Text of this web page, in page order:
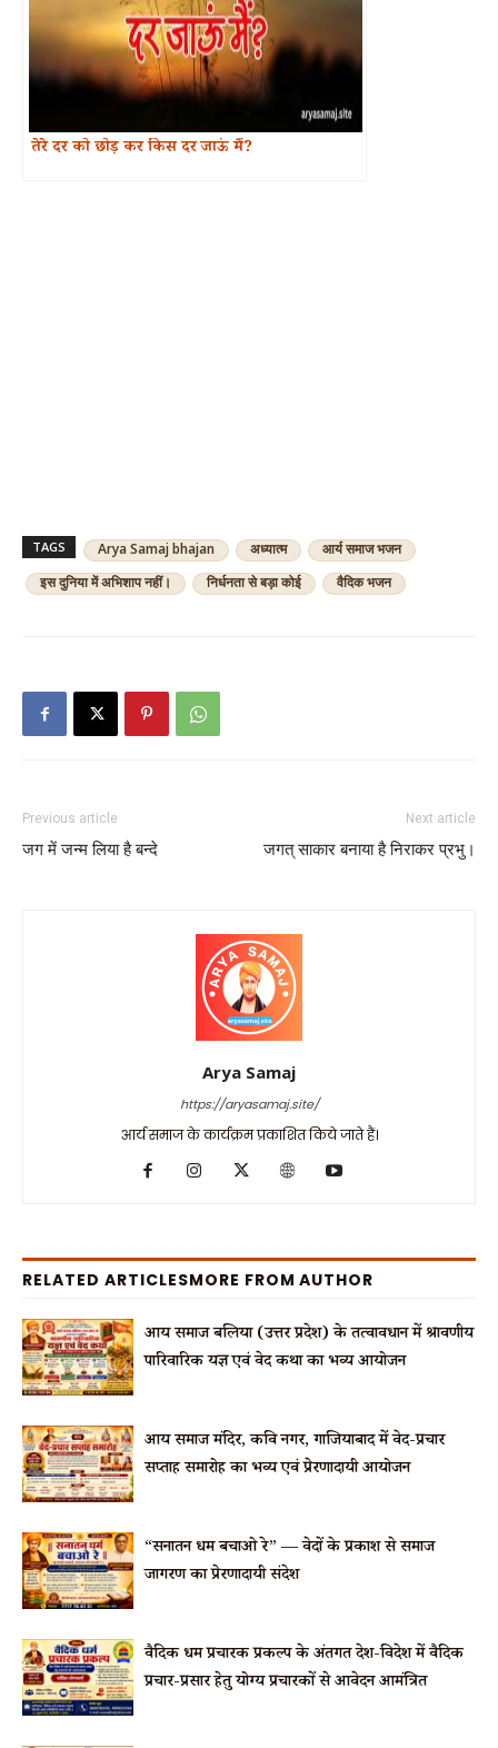
तेरे दर को छोड़ कर किस दर जाऊं मैं?
TAGS Arya Samaj bhajan अध्यात्म
आर्य समाज भजन
इस दुनिया में अभिशाप नहीं।
निर्धनता से बड़ा कोई वैदिक भजन
Previous article
जग में जन्म लिया है बन्दे
Next article
जगत् साकार बनाया है निराकर प्रभु।
Arya Samaj
https://aryasamaj.site/
आर्य समाज के कार्यक्रम प्रकाशित किये जाते हैं।
RELATED ARTICLESMORE FROM AUTHOR
आर्य समाज बलिया (उत्तर प्रदेश) के तत्वावधान में श्रावणीय
पारिवारिक यज्ञ एवं वेद कथा का भव्य आयोजन
आर्य समाज मंदिर, कवि नगर, गाजियाबाद में वेद-प्रचार
सप्ताह समारोह का भव्य एवं प्रेरणादायी आयोजन
“सनातन धर्म बचाओ रे” — वेदों के प्रकाश से समाज
जागरण का प्रेरणादायी संदेश
वैदिक धर्म प्रचारक प्रकल्प के अंतर्गत देश-विदेश में वैदिक
प्रचार-प्रसार हेतु योग्य प्रचारकों से आवेदन आमंत्रित